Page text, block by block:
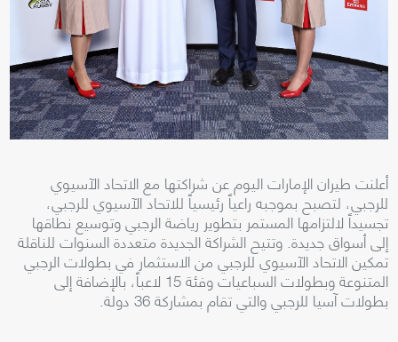
أعلنت طيران الإمارات اليوم عن شراكتها مع الاتحاد الآسيوي
للرجبي، لتصبح بموجبه راعياً رئيسياً للاتحاد الآسيوي للرجبي،
تجسيداً لالتزامها المستمر بتطوير رياضة الرجبي وتوسيع نطاقها
إلى أسواق جديدة. وتتيح الشراكة الجديدة متعددة السنوات للناقلة
تمكين الاتحاد الآسيوي للرجبي من الاستثمار في بطولات الرجبي
المتنوعة وبطولات السباعيات وفئة 15 لاعباً، بالإضافة إلى
بطولات آسيا للرجبي والتي تقام بمشاركة 36 دولة.